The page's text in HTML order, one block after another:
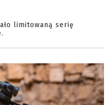
limitowaną serię